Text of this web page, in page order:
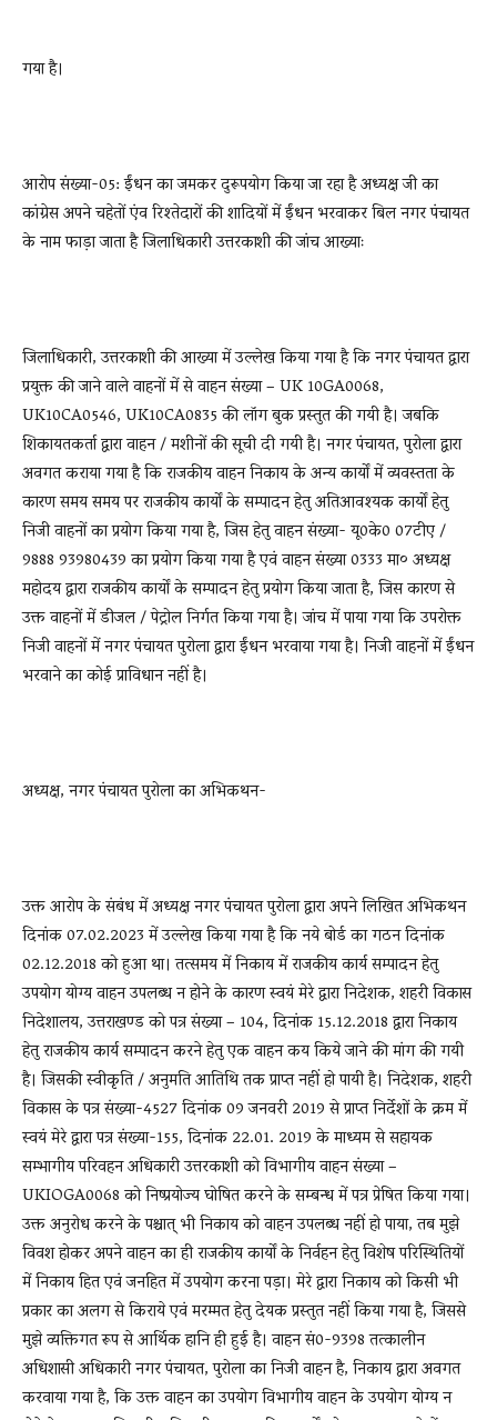
गया है।
आरोप संख्या-05: ईंधन का जमकर दुरूपयोग किया जा रहा है अध्यक्ष जी का
कांग्रेस अपने चहेतों एंव रिश्तेदारों की शादियों में ईंधन भरवाकर बिल नगर पंचायत
के नाम फाड़ा जाता है जिलाधिकारी उत्तरकाशी की जांच आख्याः
जिलाधिकारी, उत्तरकाशी की आख्या में उल्लेख किया गया है कि नगर पंचायत द्वारा
प्रयुक्त की जाने वाले वाहनों में से वाहन संख्या – UK 10GA0068,
UK10CA0546, UK10CA0835 की लॉग बुक प्रस्तुत की गयी है। जबकि
शिकायतकर्ता द्वारा वाहन / मशीनों की सूची दी गयी है। नगर पंचायत, पुरोला द्वारा
अवगत कराया गया है कि राजकीय वाहन निकाय के अन्य कार्यों में व्यवस्तता के
कारण समय समय पर राजकीय कार्यों के सम्पादन हेतु अतिआवश्यक कार्यों हेतु
निजी वाहनों का प्रयोग किया गया है, जिस हेतु वाहन संख्या- यू0के0 07टीए /
9888 93980439 का प्रयोग किया गया है एवं वाहन संख्या 0333 मा० अध्यक्ष
महोदय द्वारा राजकीय कार्यों के सम्पादन हेतु प्रयोग किया जाता है, जिस कारण से
उक्त वाहनों में डीजल / पेट्रोल निर्गत किया गया है। जांच में पाया गया कि उपरोक्त
निजी वाहनों में नगर पंचायत पुरोला द्वारा ईंधन भरवाया गया है। निजी वाहनों में ईंधन
भरवाने का कोई प्राविधान नहीं है।
अध्यक्ष, नगर पंचायत पुरोला का अभिकथन-
उक्त आरोप के संबंध में अध्यक्ष नगर पंचायत पुरोला द्वारा अपने लिखित अभिकथन
दिनांक 07.02.2023 में उल्लेख किया गया है कि नये बोर्ड का गठन दिनांक
02.12.2018 को हुआ था। तत्समय में निकाय में राजकीय कार्य सम्पादन हेतु
उपयोग योग्य वाहन उपलब्ध न होने के कारण स्वयं मेरे द्वारा निदेशक, शहरी विकास
निदेशालय, उत्तराखण्ड को पत्र संख्या – 104, दिनांक 15.12.2018 द्वारा निकाय
हेतु राजकीय कार्य सम्पादन करने हेतु एक वाहन कय किये जाने की मांग की गयी
है। जिसकी स्वीकृति / अनुमति आतिथि तक प्राप्त नहीं हो पायी है। निदेशक, शहरी
विकास के पत्र संख्या-4527 दिनांक 09 जनवरी 2019 से प्राप्त निर्देशों के क्रम में
स्वयं मेरे द्वारा पत्र संख्या-155, दिनांक 22.01. 2019 के माध्यम से सहायक
सम्भागीय परिवहन अधिकारी उत्तरकाशी को विभागीय वाहन संख्या –
UKIOGA0068 को निष्प्रयोज्य घोषित करने के सम्बन्ध में पत्र प्रेषित किया गया।
उक्त अनुरोध करने के पश्चात् भी निकाय को वाहन उपलब्ध नहीं हो पाया, तब मुझे
विवश होकर अपने वाहन का ही राजकीय कार्यों के निर्वहन हेतु विशेष परिस्थितियों
में निकाय हित एवं जनहित में उपयोग करना पड़ा। मेरे द्वारा निकाय को किसी भी
प्रकार का अलग से किराये एवं मरम्मत हेतु देयक प्रस्तुत नहीं किया गया है, जिससे
मुझे व्यक्तिगत रूप से आर्थिक हानि ही हुई है। वाहन सं0-9398 तत्कालीन
अधिशासी अधिकारी नगर पंचायत, पुरोला का निजी वाहन है, निकाय द्वारा अवगत
करवाया गया है, कि उक्त वाहन का उपयोग विभागीय वाहन के उपयोग योग्य न